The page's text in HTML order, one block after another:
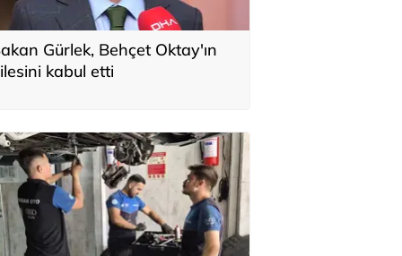
Gürlek, Behçet Oktay'ın
kabul etti